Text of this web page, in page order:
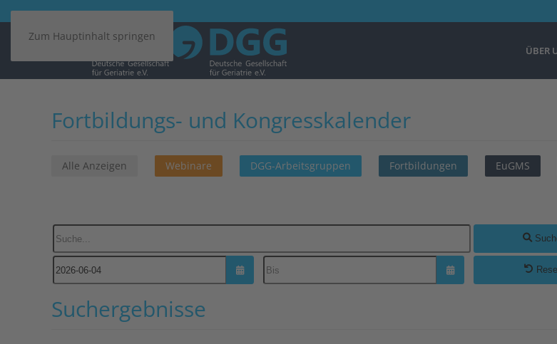
Zum Hauptinhalt springen
ÜBER
Fortbildungs- und Kongresskalender
Alle Anzeigen Webinare DGG-Arbeitsgruppen Fortbildungen EuGMS
Suche...
Suchergebnisse